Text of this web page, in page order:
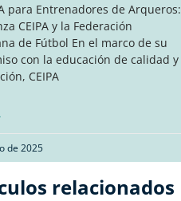
para Entrenadores de Arqueros:
CEIPA y la Federación
de Fútbol En el marco de su
con la educación de calidad y
CEIPA
de 2025
relacionados​